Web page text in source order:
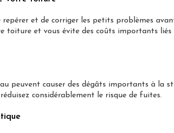
et de corriger les petits problèmes
toiture et vous évite des coûts importants
peuvent causer des dégâts importants à la
considérablement le risque de fuites.